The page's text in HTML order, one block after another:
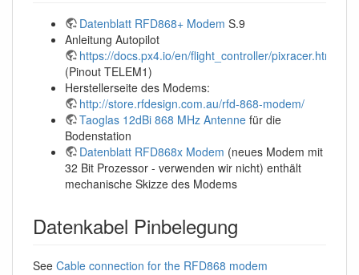
Datenblatt RFD868+ Modem S.9
Anleitung Autopilot
https://docs.px4.io/en/flight_controller/pixracer.html
(Pinout TELEM1)
Herstellerseite des Modems:
http://store.rfdesign.com.au/rfd-868-modem/
Taoglas 12dBi 868 MHz Antenne für die
Bodenstation
Datenblatt RFD868x Modem (neues Modem mit
32 Bit Prozessor - verwenden wir nicht) enthält
mechanische Skizze des Modems
Datenkabel Pinbelegung
See Cable connection for the RFD868 modem